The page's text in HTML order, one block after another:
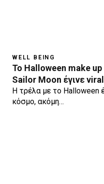
WELL BEING
Το Halloween make
Sailor Moon έγινε
Η τρέλα με το Halloween
κόσμο, ακόμη…